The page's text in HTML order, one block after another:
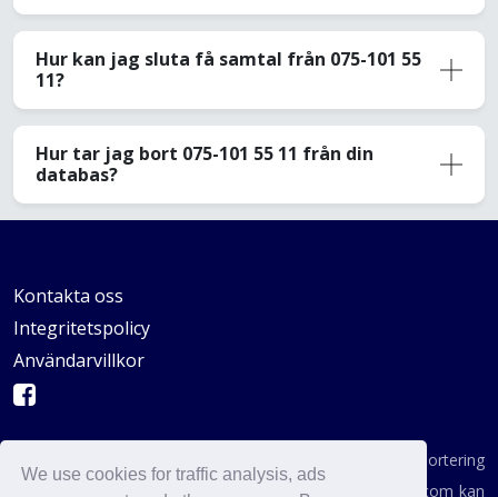
We use cookies for traffic analysis, ads
Hur kan jag sluta få samtal från 075-101 55
11?
Hur tar jag bort 075-101 55 11 från din
databas?
Kontakta oss
Integritetspolicy
Användarvillkor
AVSKYDANDE: Vi är inte en byrå för konsumentrapportering
enligt definitionen i någon statlig institution. AvoidCaller.com kan